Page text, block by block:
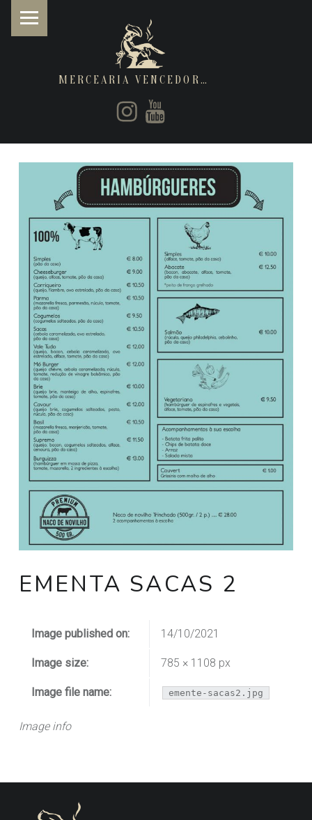
MERCEARIA VENCEDORA
Instagram
Youtube
EMENTA SACAS 2
Image info
Image published on: 14/10/2021
Image size: 785 × 1108 px
Image file name: emente-sacas2.jpg
FOOTER SIDEBAR